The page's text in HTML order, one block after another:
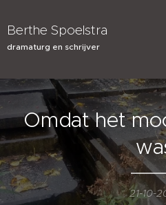
Berthe Spoelstra
dramaturg en schrijver
Omdat het
21-10-